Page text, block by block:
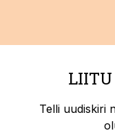
LIITU
Telli uudiskiri